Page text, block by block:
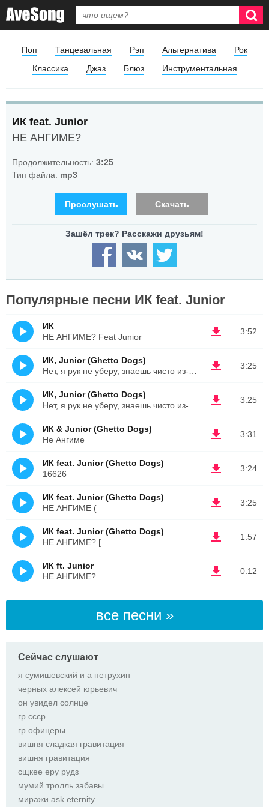
Поп Танцевальная Рэп Альтернатива
Рок
Классика
Джаз Блюз Инструментальная
ИК feat. Junior
НЕ АНГИМЕ?
Продолжительность: 3:25
Тип файла: mp3
Прослушать Скачать
Популярные песни ИК feat. Junior
3:52
ИК
НЕ АНГИМЕ? Feat Junior
3:25
ИК, Junior (Ghetto Dogs)
3:25
ИК, Junior (Ghetto Dogs)
3:31
ИК & Junior (Ghetto Dogs)
Не Ангиме
3:24
ИК feat. Junior (Ghetto Dogs)
16626
3:25
ИК feat. Junior (Ghetto Dogs)
НЕ АНГИМЕ (
1:57
ИК feat. Junior (Ghetto Dogs)
НЕ АНГИМЕ? [
0:12
ИК ft. Junior
НЕ АНГИМЕ?
все песни »
Сейчас слушают
я сумишевский и а петрухин
черных алексей юрьевич
он увидел солнце
гр ссср
гр офицеры
вишня сладкая гравитация
вишня гравитация
сщкее еру рудз
мумий тролль забавы
миражи ask eternity